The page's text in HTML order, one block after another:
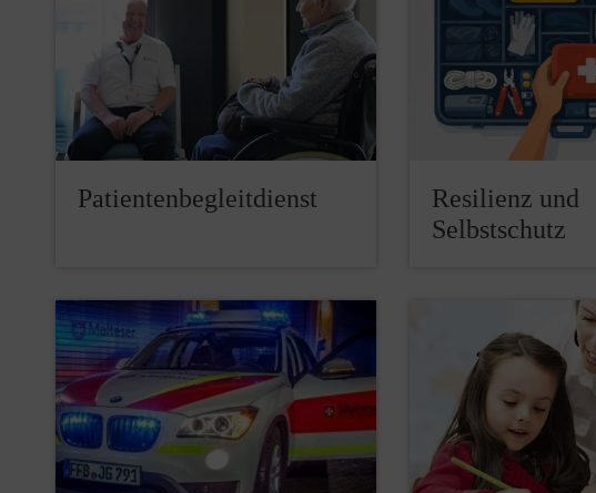
Patientenbegleitdienst
Resilienz und
Selbstschutz